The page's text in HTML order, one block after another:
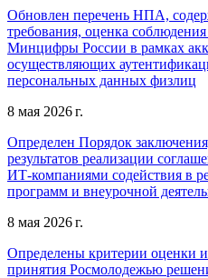
Обновлен перечень НПА,
требования, оценка
Минцифры России в рамках
осуществляющих
персональных данных физлиц
8 мая 2026 г.
Определен Порядок
результатов реализации
ИТ-компаниями содействия в
программ и внеурочной
8 мая 2026 г.
Определены критерии оценки
принятия Росмолодежью